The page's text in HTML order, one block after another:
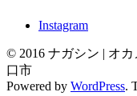
Instagram
© 2016 ナガシン | オ
口市
Powered by WordPress.